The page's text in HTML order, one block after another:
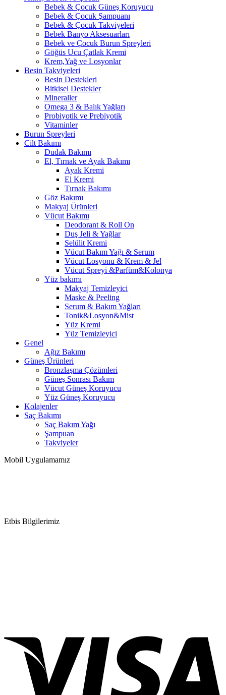
Bebek & Çocuk Güneş Koruyucu
Bebek & Çocuk Şampuanı
Bebek & Çocuk Takviyeleri
Bebek Banyo Aksesuarları
Bebek ve Çocuk Burun Spreyleri
Göğüs Ucu Çatlak Kremi
Krem,Yağ ve Losyonlar
Besin Takviyeleri
Besin Destekleri
Bitkisel Destekler
Mineraller
Omega 3 & Balık Yağları
Probiyotik ve Prebiyotik
Vitaminler
Burun Spreyleri
Cilt Bakımı
Dudak Bakımı
El, Tırnak ve Ayak Bakımı
Ayak Kremi
El Kremi
Tırnak Bakımı
Göz Bakımı
Makyaj Ürünleri
Vücut Bakımı
Deodorant & Roll On
Duş Jeli & Yağlar
Selülit Kremi
Vücut Bakım Yağı & Serum
Vücut Losyonu & Krem & Jel
Vücut Spreyi &Parfüm&Kolonya
Yüz bakımı
Makyaj Temizleyici
Maske & Peeling
Serum & Bakım Yağları
Tonik&Losyon&Mist
Yüz Kremi
Yüz Temizleyici
Genel
Ağız Bakımı
Güneş Ürünleri
Bronzlaşma Çözümleri
Güneş Sonrası Bakım
Vücut Güneş Koruyucu
Yüz Güneş Koruyucu
Kolajenler
Saç Bakımı
Saç Bakım Yağı
Şampuan
Takviyeler
Mobil Uygulamamız
Etbis Bilgilerimiz